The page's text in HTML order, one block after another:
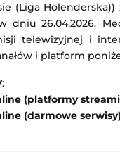
(Liga
dniu 26.04.2026.
telewizyjnej i
i platform
:
(platformy
(darmowe serwisy)